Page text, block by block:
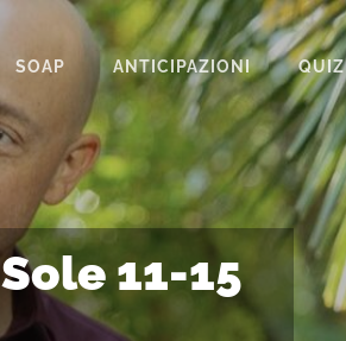
SOAP
BEAUTIFUL
IL PARADISO DELLE SIGNORE
LA PROMESSA
SEGRETI DI FAMIGLIA
TEMPESTA D’AMORE
ANTICIPAZIONI QUIZ
11-15